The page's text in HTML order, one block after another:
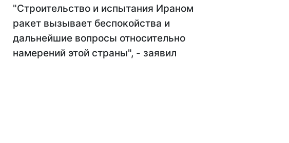
"Строительство и испытания Ираном
ракет вызывает беспокойства и
дальнейшие вопросы относительно
намерений этой страны", - заявил